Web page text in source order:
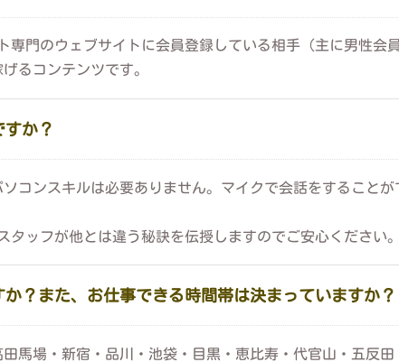
専門のウェブサイトに会員登録している相手（主に男性
るコンテンツです。
か？
コンスキルは必要ありません。マイクで会話をすること
タッフが他とは違う秘訣を伝授しますのでご安心ください。
？また、お仕事できる時間帯は決まっていますか？
馬場・新宿・品川・池袋・目黒・恵比寿・代官山・五反